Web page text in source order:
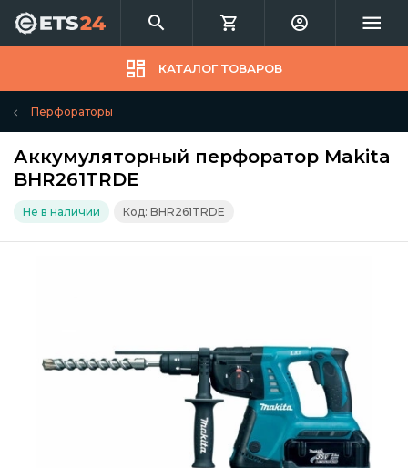
КАТАЛОГ ТОВАРОВ
Перфораторы
Аккумуляторный перфоратор Makita
BHR261TRDE
Не в наличии Код: BHR261TRDE